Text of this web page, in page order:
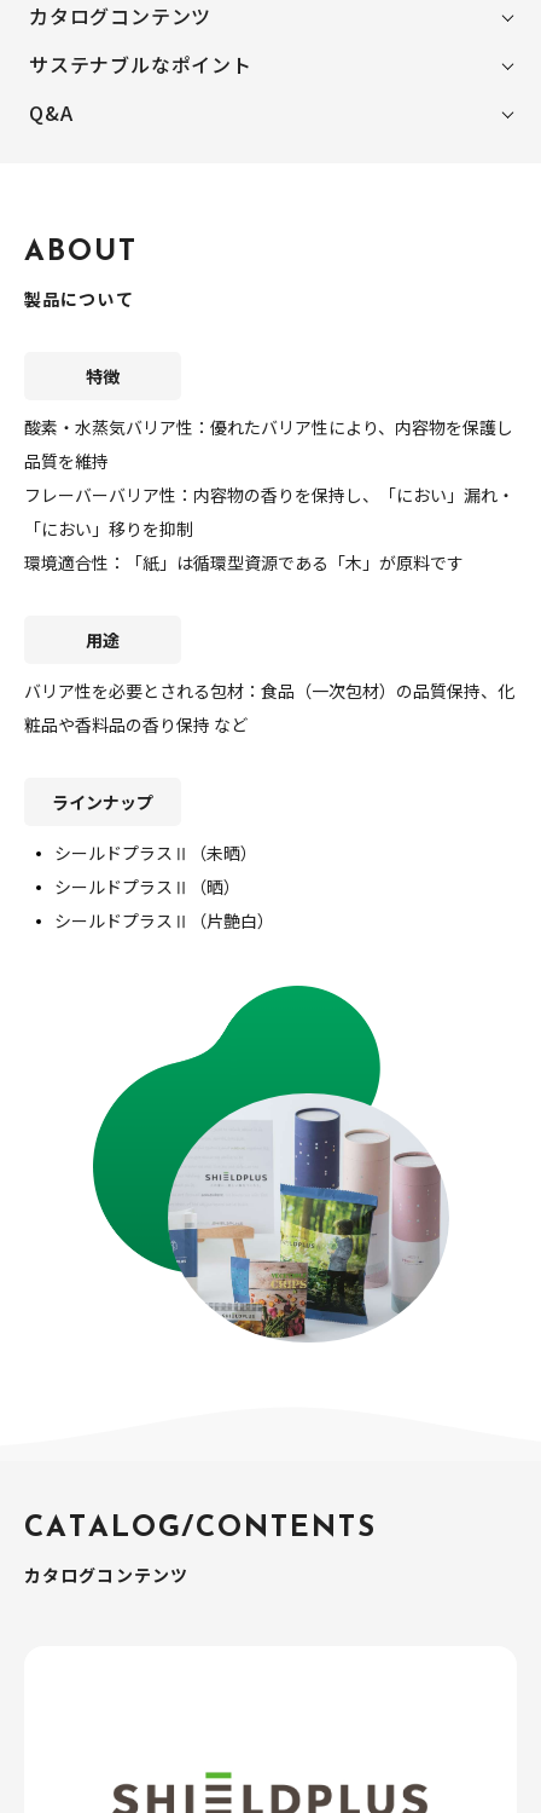
カタログコンテンツ
サステナブルなポイント
Q&A
ABO U T
製品について
特徴
酸素・水蒸気バリア性：優れたバリア性により、内容物を保護し
品質を維持
フレーバーバリア性：内容物の香りを保持し、「におい」漏れ・
「におい」移りを抑制
環境適合性：「紙」は循環型資源である「木」が原料です
用途
バリア性を必要とされる包材：食品（一次包材）の品質保持、化
粧品や香料品の香り保持 など
ラインナップ
シールドプラスⅡ（未晒）
シールドプラスⅡ（晒）
シールドプラスⅡ（片艶白）
CA T ALOG/CO N T E N T S
カタログコンテンツ